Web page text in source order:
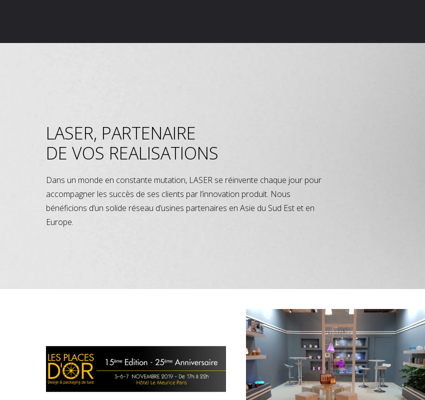
LASER, PARTENAIRE
DE VOS REALISATIONS
Dans un monde en constante mutation, LASER se réinvente chaque jour pour
accompagner les succès de ses clients par l’innovation produit. Nous
bénéficions d’un solide réseau d’usines partenaires en Asie du Sud Est et en
Europe.